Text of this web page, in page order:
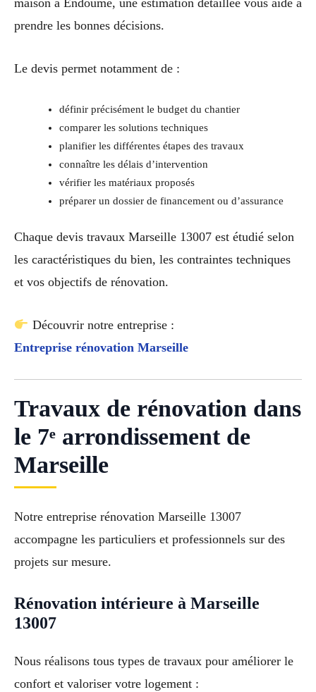
maison à Endoume, une estimation détaillée vous aide à
prendre les bonnes décisions.
Le devis permet notamment de :
définir précisément le budget du chantier
comparer les solutions techniques
planifier les différentes étapes des travaux
connaître les délais d’intervention
vérifier les matériaux proposés
préparer un dossier de financement ou d’assurance
Chaque devis travaux Marseille 13007 est étudié selon
les caractéristiques du bien, les contraintes techniques
et vos objectifs de rénovation.
Découvrir notre entreprise :
Entreprise rénovation Marseille
Travaux de rénovation dans
le 7ᵉ arrondissement de
Marseille
Notre entreprise rénovation Marseille 13007
accompagne les particuliers et professionnels sur des
projets sur mesure.
Rénovation intérieure à Marseille
13007
Nous réalisons tous types de travaux pour améliorer le
confort et valoriser votre logement :